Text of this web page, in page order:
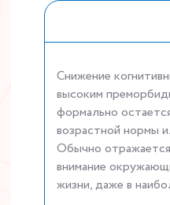
Снижение
высоким
формально
возрастной нормы
Обычно
внимание
жизни, даже в